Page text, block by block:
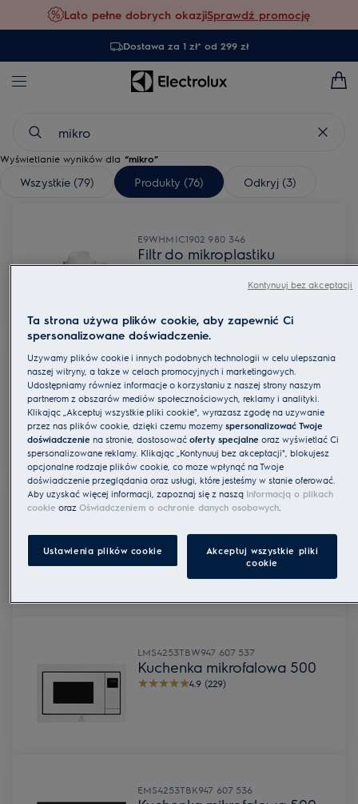
Lato pełne dobrych okazjiSprawdź promocję
Dostawa za 1 zł* od 299 zł
Wyświetlanie wyników dla “mikro”
Wszystkie (79) Produkty (76) Odkryj (3)
E9WHMIC1902 980 346
Filtr do mikroplastiku
M7KS3001902 980 324
Ściereczka z mikrofibry
E4WHCAR1902 980 348
mikroplastiku
LMS4253TBW947 607 537
Kuchenka mikrofalowa 500
4.9 (229)
EMS4253TBK947 607 536
Ta strona używa plików cookie, aby zapewnić Ci
spersonalizowane doświadczenie.
Używamy plików cookie i innych podobnych technologii w celu ulepszania
naszej witryny, a także w celach promocyjnych i marketingowych.
Udostępniamy również informacje o korzystaniu z naszej strony naszym
partnerom z obszarów mediów społecznościowych, reklamy i analityki.
Klikając „Akceptuj wszystkie pliki cookie", wyrażasz zgodę na używanie
przez nas plików cookie, dzięki czemu możemy spersonalizować Twoje
doświadczenie na stronie, dostosować oferty specjalne oraz wyświetlać Ci
spersonalizowane reklamy. Klikając „Kontynuuj bez akceptacji", blokujesz
opcjonalne rodzaje plików cookie, co może wpłynąć na Twoje
doświadczenie przeglądania oraz usługi, które jesteśmy w stanie oferować.
Aby uzyskać więcej informacji, zapoznaj się z naszą Informacją o plikach
cookie oraz Oświadczeniem o ochronie danych osobowych.
Ustawienia plików cookie
Akceptuj wszystkie pliki
cookie
Kontynuuj bez akceptacji